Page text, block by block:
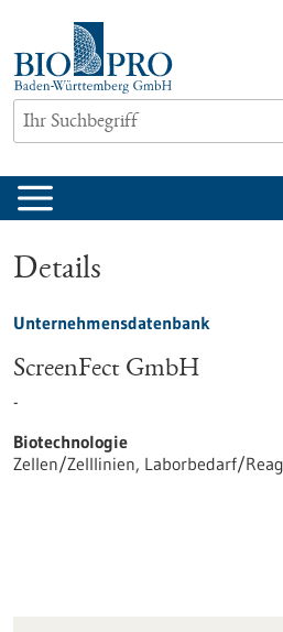
springen
Details
Unternehmensdatenbank
ScreenFect GmbH
-
Biotechnologie
Zellen/Zelllinien, Laborbedarf/